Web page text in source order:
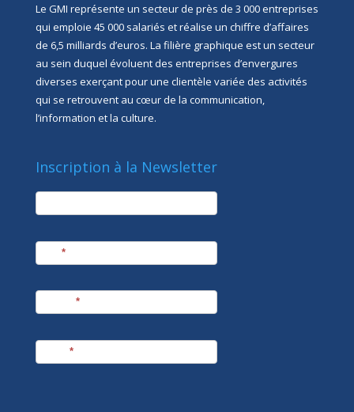
Le GMI représente un secteur de près de 3 000 entreprises
qui emploie 45 000 salariés et réalise un chiffre d’affaires
de 6,5 milliards d’euros. La filière graphique est un secteur
au sein duquel évoluent des entreprises d’envergures
diverses exerçant pour une clientèle variée des activités
qui se retrouvent au cœur de la communication,
l’information et la culture.
Inscription à la Newsletter
newsletter
*
*
*